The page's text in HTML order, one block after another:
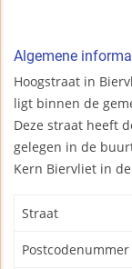
Algemene
Hoogstraat in
ligt binnen de
Deze straat heeft
gelegen in de
Kern Biervliet in
Straat
Postcodenummer